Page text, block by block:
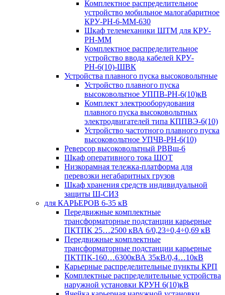
Комплектное распределительное
устройство мобильное малогабаритное
КРУ-РН-6-ММ-630
Шкаф телемеханики ШТМ для КРУ-
РН-ММ
Комплектное распределительное
устройство ввода кабелей КРУ-
РН-6(10)-ШВК
Устройства плавного пуска высоковольтные
Устройство плавного пуска
высоковольтное УППВ-РН-6(10)кВ
Комплект электрооборудования
плавного пуска высоковольтных
электродвигателей типа КППВЭ-6(10)
Устройство частотного плавного пуска
высоковольтное УПЧВ-РН-6(10)
Реверсор высоковольтный РВВш-6
Шкаф оперативного тока ШОТ
Низкорамная тележка-платформа для
перевозки негабаритных грузов
Шкаф хранения средств индивидуальной
защиты Ш-СИЗ
для КАРЬЕРОВ 6-35 кВ
Передвижные комплектные
трансформаторные подстанции карьерные
ПКТПК 25…2500 кВА 6/0,23÷0,4÷0,69 кВ
Передвижные комплектные
трансформаторные подстанции карьерные
ПКТПК-160…6300кВА 35кВ/0,4…10кВ
Карьерные распределительные пункты КРП
Комплектные распределительные устройства
наружной установки КРУН 6(10)кВ